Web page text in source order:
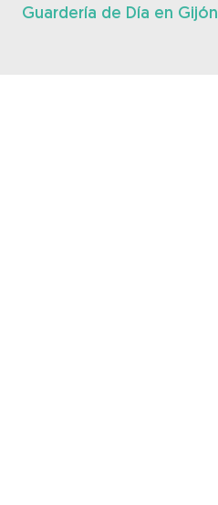
Guardería de Día en Gijón